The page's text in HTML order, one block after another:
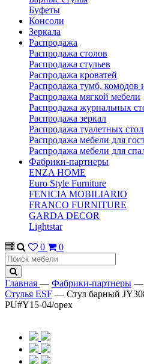
Буфеты
Консоли
Зеркала
Распродажа
Распродажа столов
Распродажа стульев
Распродажа кроватей
Распродажа тумб, комодов
Распродажа мягкой мебели
Распродажа журнальных
Распродажа зеркал
Распродажа туалетных
Распродажа мебели для
Распродажа мебели для
Фабрики-партнеры
ENZA HOME
Euro Style Furniture
FENICIA MOBILIARIO
FRANCO FURNITURE
GARDA DECOR
Lightstar
0
0
Главная — Фабрики-партнеры —
Стулья ESF — Стул барный
PU#Y15-04/орех